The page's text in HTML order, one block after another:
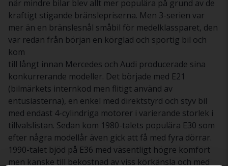
när mindre bilar blev allt mer populära på grund av de
kraftigt stigande bränslepriserna. Men 3-serien var
mer än en bränslesnål småbil för medelklassparet, den
var redan från början en körglad och sportig bil och
kom
till långt innan Mercedes och Audi producerade sina
konkurrerande modeller. Det började med E21
(bilmärkets internkod men flitigt använd av
entusiasterna), en enkel med direktstyrd och styv bil
med endast 4-cylindriga motorer i varierande storlek i
tillvalslistan. Sedan kom 1980-talets populära E30 som
efter några modellår även gick att få med fyra dörrar.
1990-talet bjöd på E36 med väsentligt högre komfort
men kanske till bekostnad av viss körkänsla och med